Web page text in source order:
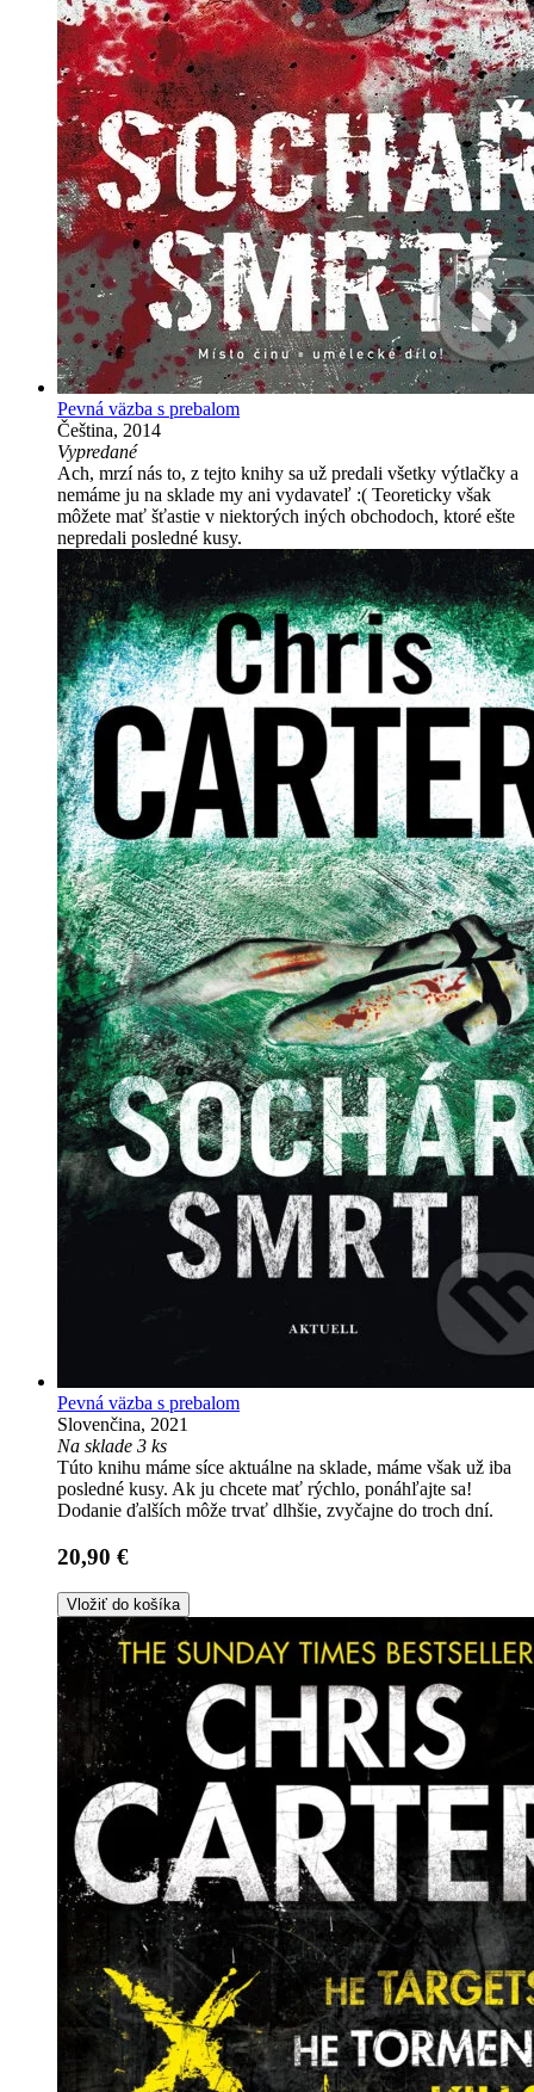
Pevná väzba s prebalom
Čeština, 2014
Vypredané
Ach, mrzí nás to, z tejto knihy sa už predali všetky výtlačky a
nemáme ju na sklade my ani vydavateľ :( Teoreticky však
môžete mať šťastie v niektorých iných obchodoch, ktoré ešte
nepredali posledné kusy.
Pevná väzba s prebalom
Slovenčina, 2021
Na sklade 3 ks
Túto knihu máme síce aktuálne na sklade, máme však už iba
posledné kusy. Ak ju chcete mať rýchlo, ponáhľajte sa!
Dodanie ďalších môže trvať dlhšie, zvyčajne do troch dní.
20,90 €
Vložiť do košíka